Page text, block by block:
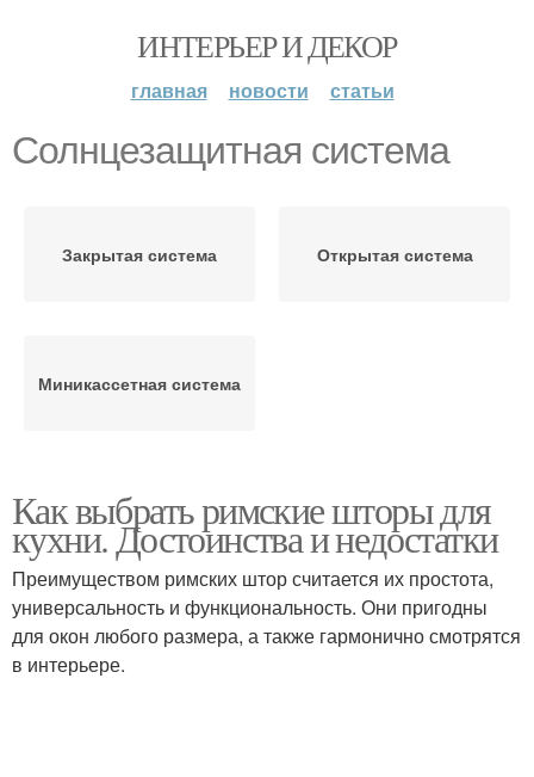
ИНТЕРЬЕР И ДЕКОР
главная новости статьи
Солнцезащитная система
Закрытая система Открытая система
Миникассетная система
Как выбрать римские шторы для
кухни. Достоинства и недостатки
Преимуществом римских штор считается их простота,
универсальность и функциональность. Они пригодны
для окон любого размера, а также гармонично смотрятся
в интерьере.